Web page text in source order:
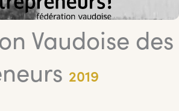
Vaudoise des
2019